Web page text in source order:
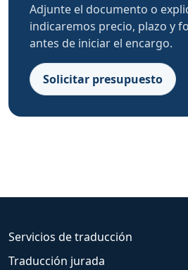
Adjunte el documento o
indicaremos precio, plazo y
antes de iniciar el encargo.
Solicitar presupuesto
Servicios de traducción
Traducción jurada